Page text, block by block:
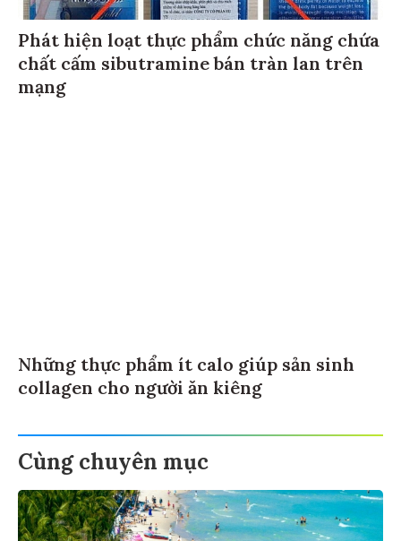
Phát hiện loạt thực phẩm chức năng chứa
chất cấm sibutramine bán tràn lan trên
mạng
Những thực phẩm ít calo giúp sản sinh
collagen cho người ăn kiêng
Cùng chuyên mục